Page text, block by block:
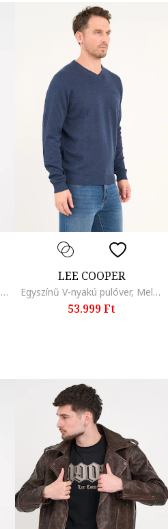
Kerek nyakú póló logóval, Pasztellkék
LEE COOPER
Egyszínű V-nyakú pulóver, Melange kék
53.999 Ft